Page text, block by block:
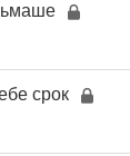
срок